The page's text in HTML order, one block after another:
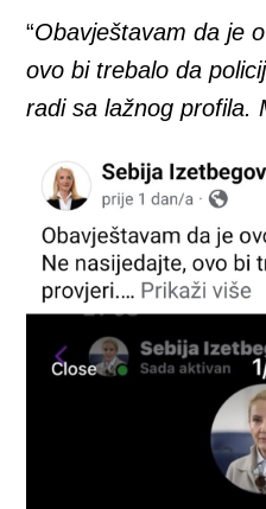
“Obavještavam da je
ovo bi trebalo da
radi sa lažnog profila.